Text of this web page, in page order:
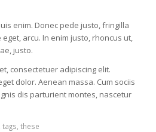
enim. Donec pede justo, fringilla
arcu. In enim justo, rhoncus ut,
justo.
consectetuer adipiscing elit.
dolor. Aenean massa. Cum sociis
dis parturient montes, nascetur
tags, these